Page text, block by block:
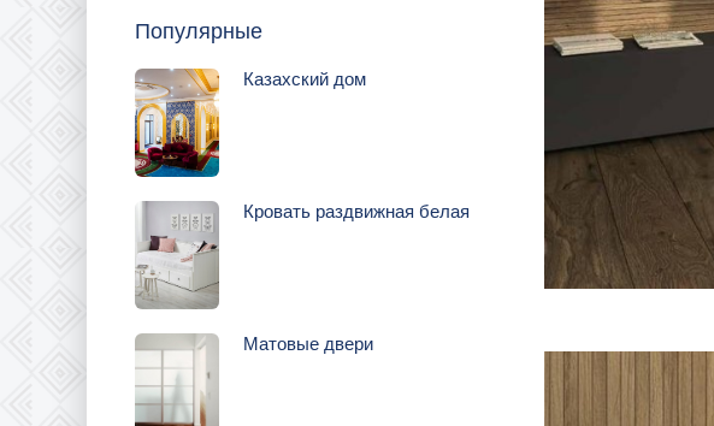
Популярные
Казахский дом
Кровать раздвижная белая
Матовые двери